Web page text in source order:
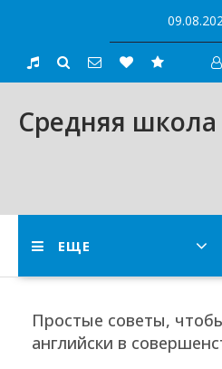
content
Средняя
ЕЩЕ
Простые советы,
английски в